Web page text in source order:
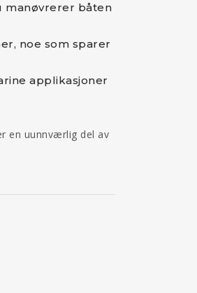
manøvrerer båten
noe som sparer
applikasjoner
en uunnværlig del av